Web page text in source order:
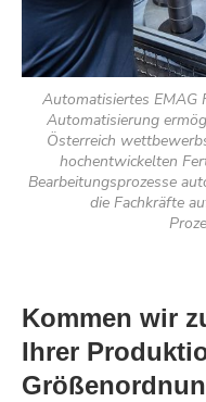
Automatisiertes EMAG
Automatisierung
Österreich
hochentwickelten
Bearbeitungsprozesse
die Fachkräfte
Kommen wir
Ihrer